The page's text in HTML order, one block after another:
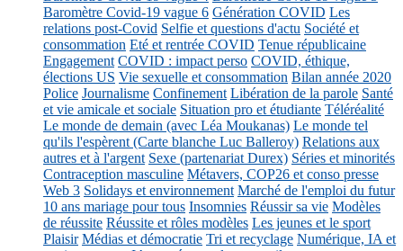
Baromètre Covid-19 vague 6 Génération COVID Les
relations post-Covid Selfie et questions d'actu Société et
consommation Eté et rentrée COVID Tenue républicaine
Engagement COVID : impact perso COVID, éthique,
élections US Vie sexuelle et consommation Bilan année 2020
Police Journalisme Confinement Libération de la parole Santé
et vie amicale et sociale Situation pro et étudiante Téléréalité
Le monde de demain (avec Léa Moukanas) Le monde tel
qu'ils l'espèrent (Carte blanche Luc Balleroy) Relations aux
autres et à l'argent Sexe (partenariat Durex) Séries et minorités
Contraception masculine Métavers, COP26 et conso presse
Web 3 Solidays et environnement Marché de l'emploi du futur
10 ans mariage pour tous Insomnies Réussir sa vie Modèles
de réussite Réussite et rôles modèles Les jeunes et le sport
Plaisir Médias et démocratie Tri et recyclage Numérique, IA et